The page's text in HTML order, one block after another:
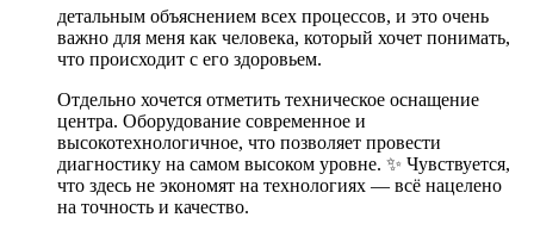
детальным объяснением всех процессов, и это очень
важно для меня как человека, который хочет понимать,
что происходит с его здоровьем.
Отдельно хочется отметить техническое оснащение
центра. Оборудование современное и
высокотехнологичное, что позволяет провести
диагностику на самом высоком уровне. ✨ Чувствуется,
что здесь не экономят на технологиях — всё нацелено
на точность и качество.